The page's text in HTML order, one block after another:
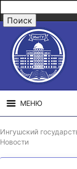
МЕНЮ
СВЕДЕНИЯ ОБ
Ингушский
Новости